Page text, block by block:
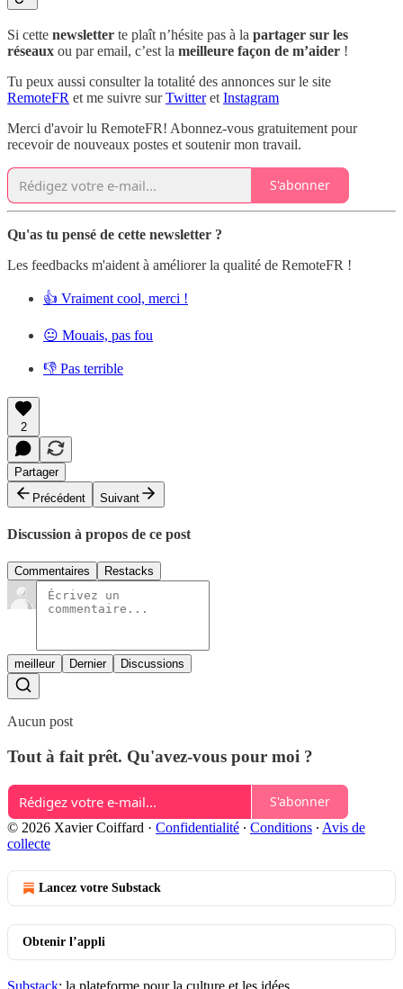
Si cette newsletter te plaît n’hésite pas à la partager sur les
réseaux ou par email, c’est la meilleure façon de m’aider !
Tu peux aussi consulter la totalité des annonces sur le site
RemoteFR et me suivre surTwitteret Instagram
Merci d'avoir lu RemoteFR! Abonnez-vous gratuitement pour
recevoir de nouveaux postes et soutenir mon travail.
S'abonner
Qu'as tu pensé de cette newsletter ?
Les feedbacks m'aident à améliorer la qualité de RemoteFR !
👍 Vraiment cool, merci !
😐 Mouais, pas fou
👎 Pas terrible
2
Partager
Précédent
Suivant
Discussion à propos de ce post
Commentaires Restacks
meilleur Dernier Discussions
Aucun post
Tout à fait prêt. Qu'avez-vous pour moi ?
S'abonner
© 2026 Xavier Coiffard · Confidentialité ∙ Conditions ∙ Avis de
collecte
Lancez votre Substack
Obtenir l’appli
Substack: la plateforme pour la culture et les idées